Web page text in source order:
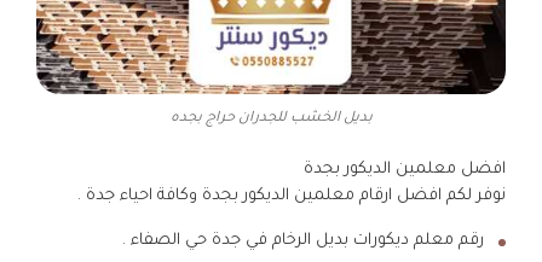
بديل الخشب للجدران حراج بجده
افضل معلمين الديكور بجدة
نوفر لكم افضل ارقام معلمين الديكور بجدة وكافة احياء جدة .
رقم معلم ديكورات بديل الرخام في جدة حي الصفاء .